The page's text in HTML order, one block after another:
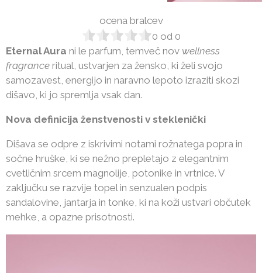
ocena bralcev
0 od 0
Eternal Aura ni le parfum, temveč nov wellness
fragrance ritual, ustvarjen za žensko, ki želi svojo
samozavest, energijo in naravno lepoto izraziti skozi
dišavo, ki jo spremlja vsak dan.
Nova definicija ženstvenosti v steklenički
Dišava se odpre z iskrivimi notami rožnatega popra in
sočne hruške, ki se nežno prepletajo z elegantnim
cvetličnim srcem magnolije, potonike in vrtnice. V
zaključku se razvije topel in senzualen podpis
sandalovine, jantarja in tonke, ki na koži ustvari občutek
mehke, a opazne prisotnosti.